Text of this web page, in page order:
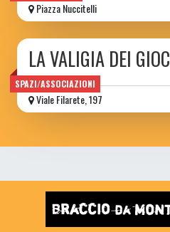
Piazza Nuccitelli
SPAZI/ASSOCIAZIONI
LA VALIGIA DEI
Viale Filarete, 197